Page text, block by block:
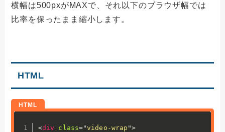
横幅は500pxがMAXで、それ以下のブラウザ幅では
比率を保ったまま縮小します。
HTML
<div class="video-wrap ">